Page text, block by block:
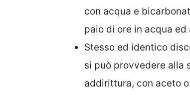
con acqua e
paio di ore in acqua ed
Stesso ed identico
si può provvedere alla
addirittura, con aceto